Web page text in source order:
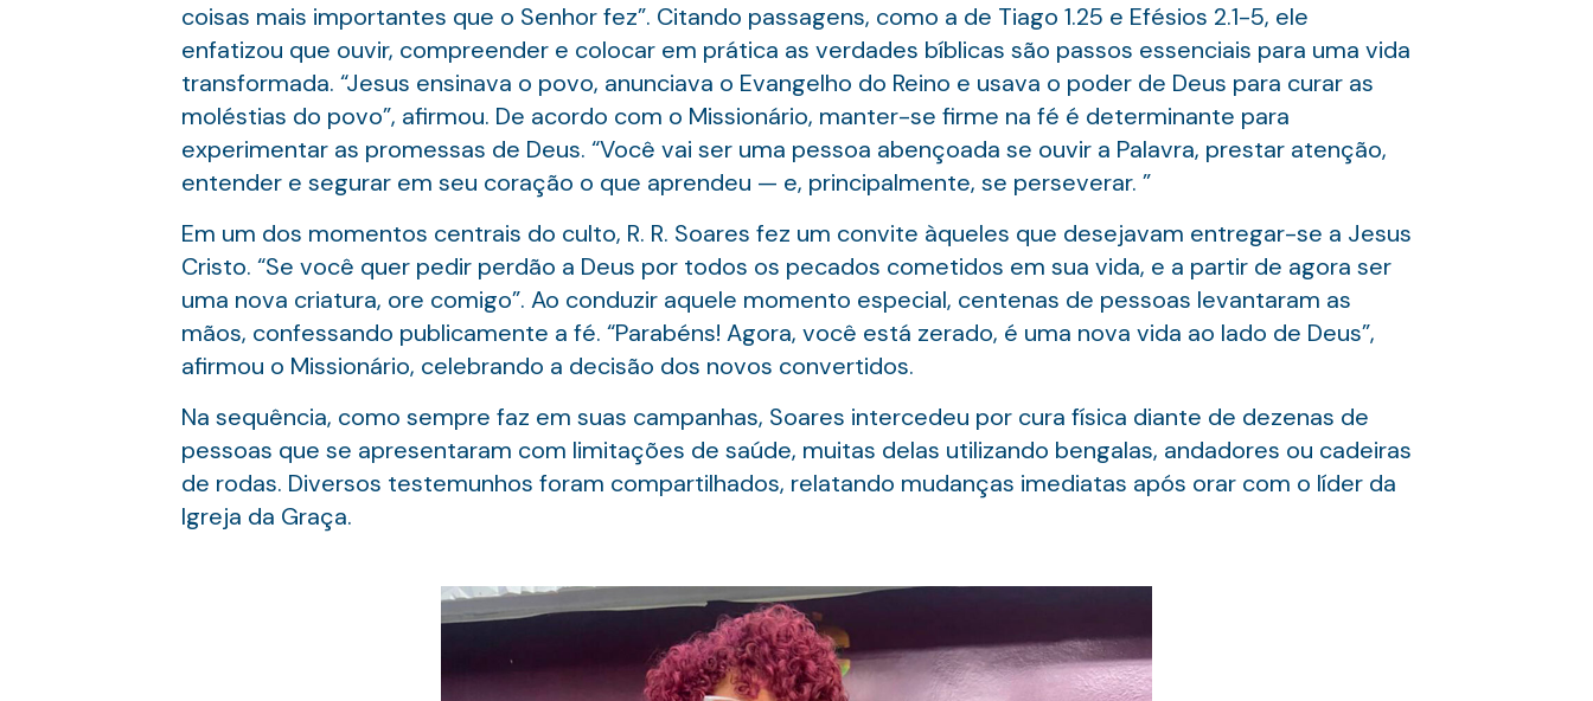
coisas mais importantes que o Senhor fez”. Citando passagens, como a de Tiago 1.25 e Efésios 2.1-5, ele
enfatizou que ouvir, compreender e colocar em prática as verdades bíblicas são passos essenciais para uma vida
transformada. “Jesus ensinava o povo, anunciava o Evangelho do Reino e usava o poder de Deus para curar as
moléstias do povo”, afirmou. De acordo com o Missionário, manter-se firme na fé é determinante para
experimentar as promessas de Deus. “Você vai ser uma pessoa abençoada se ouvir a Palavra, prestar atenção,
entender e segurar em seu coração o que aprendeu — e, principalmente, se perseverar. ”
Em um dos momentos centrais do culto, R. R. Soares fez um convite àqueles que desejavam entregar-se a Jesus
Cristo. “Se você quer pedir perdão a Deus por todos os pecados cometidos em sua vida, e a partir de agora ser
uma nova criatura, ore comigo”. Ao conduzir aquele momento especial, centenas de pessoas levantaram as
mãos, confessando publicamente a fé. “Parabéns! Agora, você está zerado, é uma nova vida ao lado de Deus”,
afirmou o Missionário, celebrando a decisão dos novos convertidos.
Na sequência, como sempre faz em suas campanhas, Soares intercedeu por cura física diante de dezenas de
pessoas que se apresentaram com limitações de saúde, muitas delas utilizando bengalas, andadores ou cadeiras
de rodas. Diversos testemunhos foram compartilhados, relatando mudanças imediatas após orar com o líder da
Igreja da Graça.